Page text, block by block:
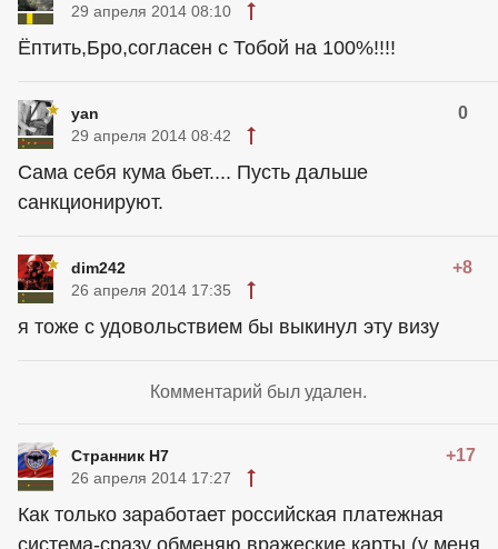
29 апреля 2014 08:10
Ёптить,Бро,согласен с Тобой на 100%!!!!
yan 0
29 апреля 2014 08:42
Сама себя кума бьет.... Пусть дальше
санкционируют.
dim242 +8
26 апреля 2014 17:35
я тоже с удовольствием бы выкинул эту визу
Комментарий был удален.
Странник Н7 +17
26 апреля 2014 17:27
Как только заработает российская платежная